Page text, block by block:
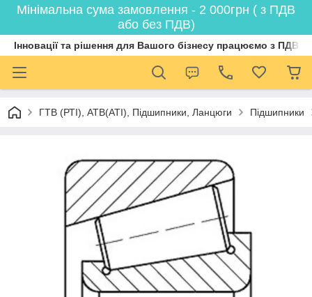
Мінімальна сума замовлення - 2 000грн ( з ПДВ
або без ПДВ)
Інновації та рішення для Вашого бізнесу працюємо з ПДВ
ГТВ (РТI), АТВ(АТI), Пiдшипники, Ланцюги Підшипники